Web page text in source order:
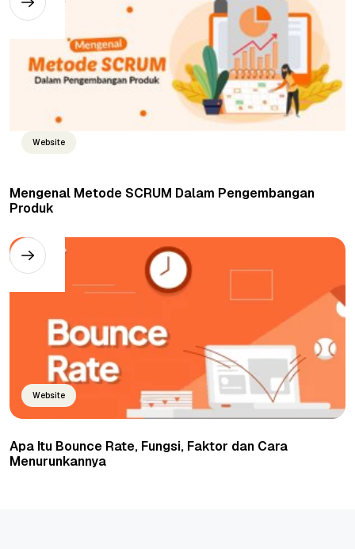
Website
Mengenal Metode SCRUM Dalam Pengembangan
Produk
Website
Apa Itu Bounce Rate, Fungsi, Faktor dan Cara
Menurunkannya